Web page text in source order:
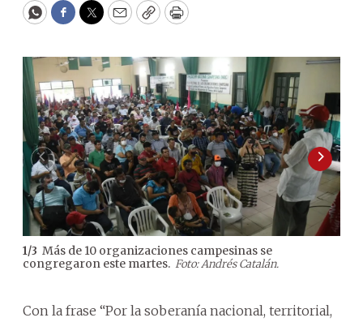
WhatsApp
Facebook
Twitter
EmailCopyPrint
1/3 Más de 10 organizaciones campesinas se
congregaron este martes. Foto: Andrés Catalán.
Con la frase “Por la soberanía nacional, territorial,